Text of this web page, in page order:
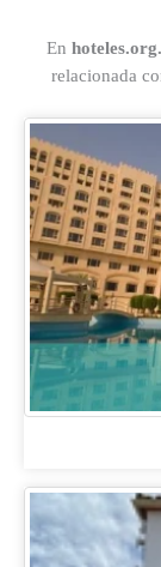
En
relacionada